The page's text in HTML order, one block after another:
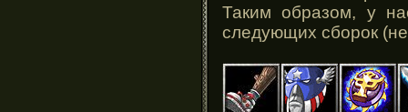
Таким образом, у
следующих сборок